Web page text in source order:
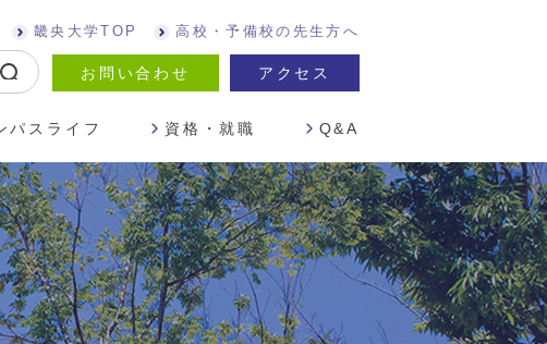
畿央大学TOP 高校・予備校の先生方へ
お問い合わせ アクセス
パスライフ 資格・就職 Q&A